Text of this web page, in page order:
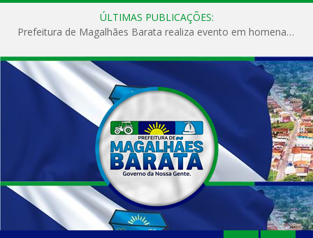
ÚLTIMAS PUBLICAÇÕES:
Prefeitura de Magalhães Barata realiza evento em homenagem ao Dia Internacional da Mulher